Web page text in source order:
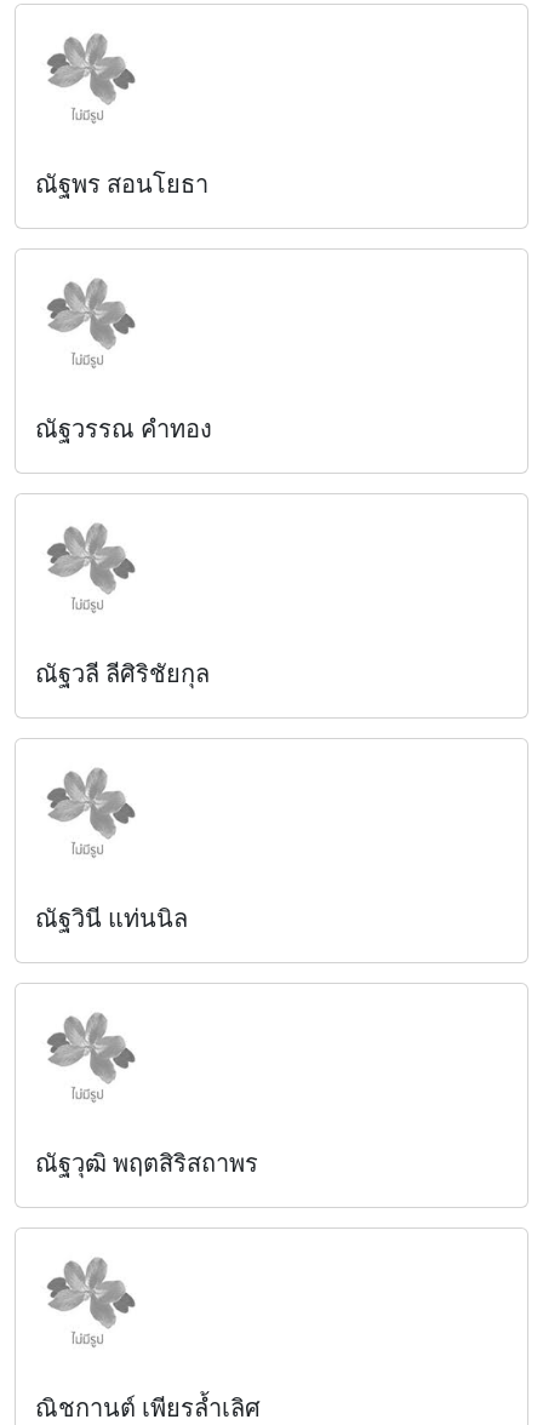
ณัฐพร สอนโยธา
ณัฐวรรณ คำทอง
ณัฐวลี ลีศิริชัยกุล
ณัฐวินี แท่นนิล
ณัฐวุฒิ พฤตสิริสถาพร
ณิชกานต์ เพียรล้ำเลิศ